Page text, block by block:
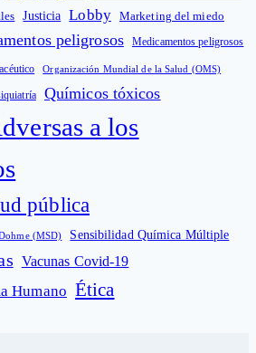
Justicia Lobby Marketing del miedo
peligrosos Medicamentos peligrosos
Organización Mundial de la Salud (OMS)
Químicos tóxicos
a los
pública
(MSD) Sensibilidad Química Múltiple
Vacunas Covid-19
Humano Ética